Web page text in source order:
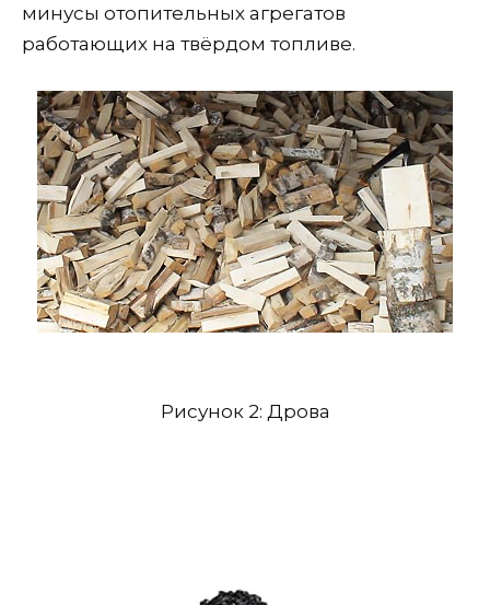
минусы отопительных агрегатов
работающих на твёрдом топливе.
Рисунок 2: Дрова